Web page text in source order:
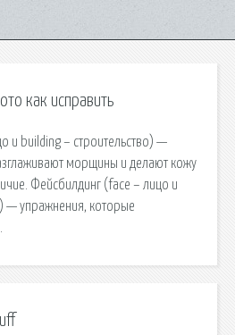
как исправить
и building – строительство) —
морщины и делают кожу
Фейсбилдинг (face – лицо и
— упражнения, которые